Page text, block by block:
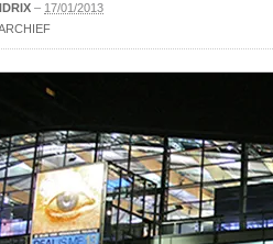
– 17/01/2013